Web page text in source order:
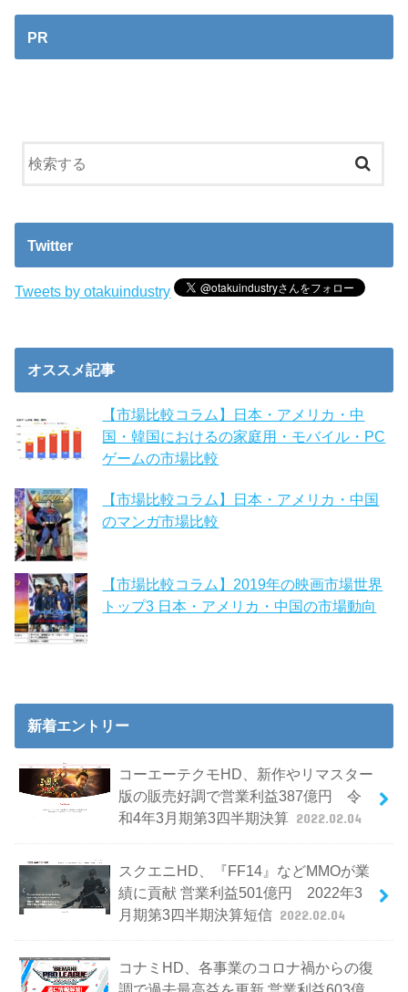
PR
Twitter
Tweets by otakuindustry
オススメ記事
【市場比較コラム】日本・アメリカ・中
国・韓国におけるの家庭用・モバイル・PC
ゲームの市場比較
【市場比較コラム】日本・アメリカ・中国
のマンガ市場比較
【市場比較コラム】2019年の映画市場世界
トップ3 日本・アメリカ・中国の市場動向
新着エントリー
コーエーテクモHD、新作やリマスター
版の販売好調で営業利益387億円 令
和4年3月期第3四半期決算 2022.02.04
スクエニHD、『FF14』などMMOが業
績に貢献 営業利益501億円 2022年3
月期第3四半期決算短信 2022.02.04
コナミHD、各事業のコロナ禍からの復